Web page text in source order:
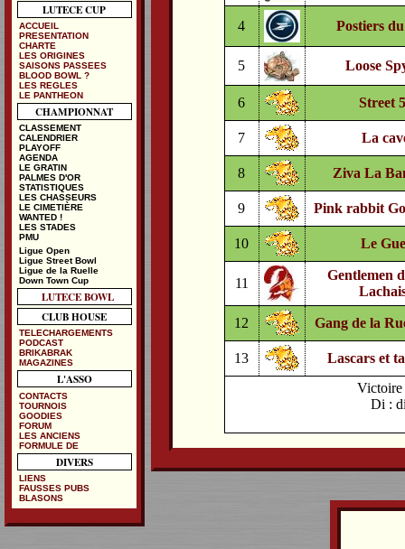
Victoire
Di :
4 Postiers
5 Loose
6 Street
7 La
8 Ziva La
9 Pink rabbit
10 Le
11
Gentlemen
12 Gang de la
13 Lascars et
LUTECE CUP
ACCUEIL
PRESENTATION
CHARTE
LES ORIGINES
SAISONS PASSEES
BLOOD BOWL ?
LES REGLES
LE PANTHEON
CHAMPIONNAT
CLASSEMENT
CALENDRIER
PLAYOFF
AGENDA
LE GRATIN
PALMES D'OR
STATISTIQUES
LES CHASSEURS
LE CIMETIÈRE
WANTED !
LES STADES
PMU
Ligue Open
Ligue Street Bowl
Ligue de la Ruelle
Down Town Cup
LUTECE BOWL
CLUB HOUSE
TELECHARGEMENTS
PODCAST
BRIKABRAK
MAGAZINES
L'ASSO
CONTACTS
TOURNOIS
GOODIES
FORUM
LES ANCIENS
FORMULE DE
DIVERS
LIENS
FAUSSES PUBS
BLASONS